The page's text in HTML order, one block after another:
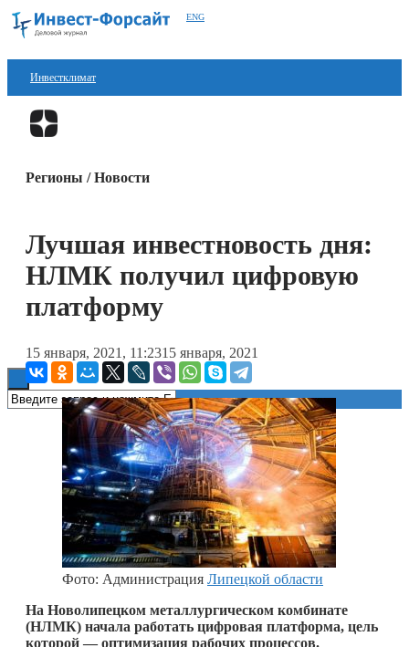
ENG
Инвестклимат
Финансы
Технологии
Регионы / Новости
Лучшая инвестновость дня:
НЛМК получил цифровую
платформу
15 января, 2021, 11:2315 января, 2021
Фото: Администрация Липецкой области
На Новолипецком металлургическом комбинате
(НЛМК) начала работать цифровая платформа, цель
которой — оптимизация рабочих процессов.